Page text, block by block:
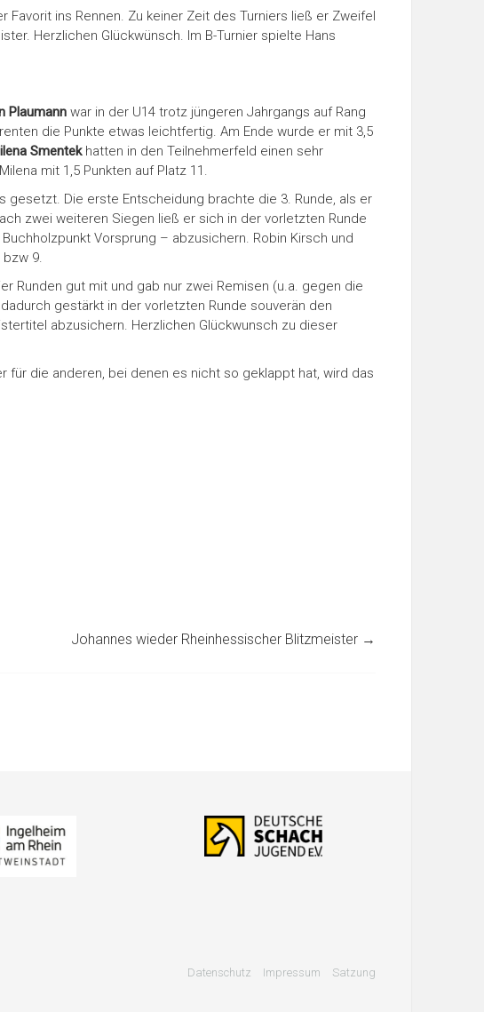
Favorit ins Rennen. Zu keiner Zeit des Turniers ließ er Zweifel
Herzlichen Glückwünsch. Im B-Turnier spielte Hans
Plaumann war in der U14 trotz jüngeren Jahrgangs auf Rang
die Punkte etwas leichtfertig. Am Ende wurde er mit 3,5
Smentekhatten in den Teilnehmerfeld einen sehr
mit 1,5 Punkten auf Platz 11.
Die erste Entscheidung brachte die 3. Runde, als er
zwei weiteren Siegen ließ er sich in der vorletzten Runde
Vorsprung – abzusichern. Robin Kirsch und
9.
Runden gut mit und gab nur zwei Remisen (u.a. gegen die
gestärkt in der vorletzten Runde souverän den
abzusichern. Herzlichen Glückwunsch zu dieser
die anderen, bei denen es nicht so geklappt hat, wird das
Johannes wieder Rheinhessischer Blitzmeister →
Datenschutz Impressum Satzung